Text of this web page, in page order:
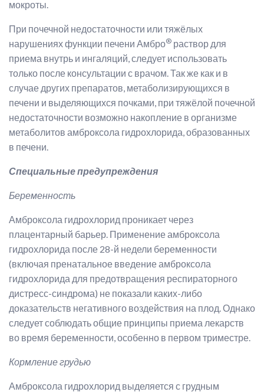
мокроты.
При почечной недостаточности или тяжёлых
нарушениях функции печени Амбро® раствор для
приема внутрь и ингаляций, следует использовать
только после консультации с врачом. Так же как и в
случае других препаратов, метаболизирующихся в
печени и выделяющихся почками, при тяжёлой почечной
недостаточности возможно накопление в организме
метаболитов амброксола гидрохлорида, образованных
в печени.
Специальные предупреждения
Беременность
Амброксола гидрохлорид проникает через
плацентарный барьер. Применение амброксола
гидрохлорида после 28-й недели беременности
(включая пренатальное введение амброксола
гидрохлорида для предотвращения респираторного
дистресс-синдрома) не показали каких-либо
доказательств негативного воздействия на плод. Однако
следует соблюдать общие принципы приема лекарств
во время беременности, особенно в первом триместре.
Кормление грудью
Амброксола гидрохлорид выделяется с грудным